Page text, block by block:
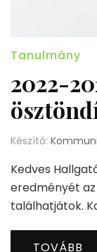
Tanulmány
2022-
Készítő:
Kedves
eredményét
találhatjátok.
TOVÁBB